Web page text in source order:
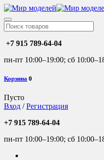
+7 915 789-64-04
пн-пт 10:00–19:00; сб
Корзина 0
Пусто
Вход /Регистрация
+7 915 789-64-04
пн-пт 10:00–19:00; сб